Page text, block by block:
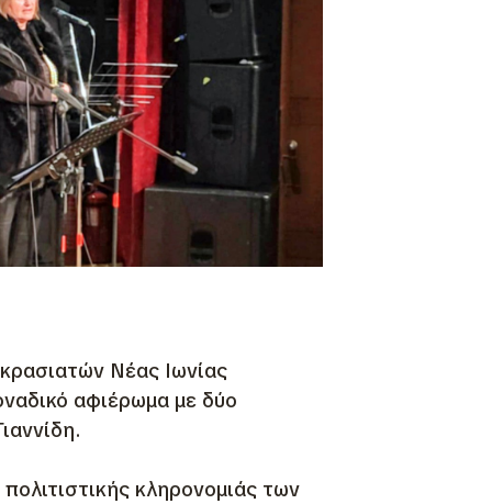
Νέας Ιωνίας
αφιέρωμα με δύο
κληρονομιάς των